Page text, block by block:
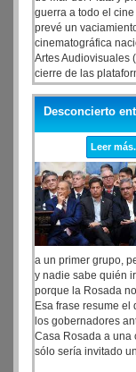
guerra a todo el
prevé un
cinematográfica
Artes Audiovisuales
cierre de las
películas
festivales de la
histórico cine
dispuestos en esa
Desconcierto
Leer
a un primer grupo,
y nadie sabe quién
porque la Rosada
Esa frase resume
los gobernadores
Casa Rosada a una
sólo sería invitado